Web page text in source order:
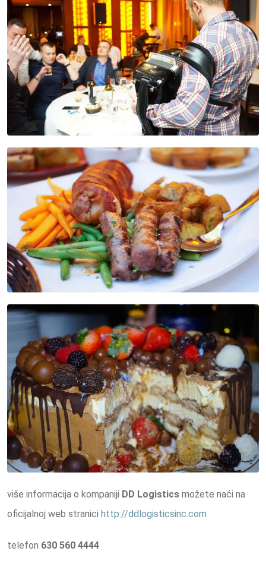
više informacija o kompaniji DD Logistics možete naći na
oficijalnoj web stranici http://ddlogisticsinc.com
telefon 630 560 4444